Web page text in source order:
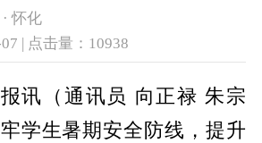
怀化
| 点击量：10938
讯（通讯员 向正禄 朱宗
学生暑期安全防线，提升